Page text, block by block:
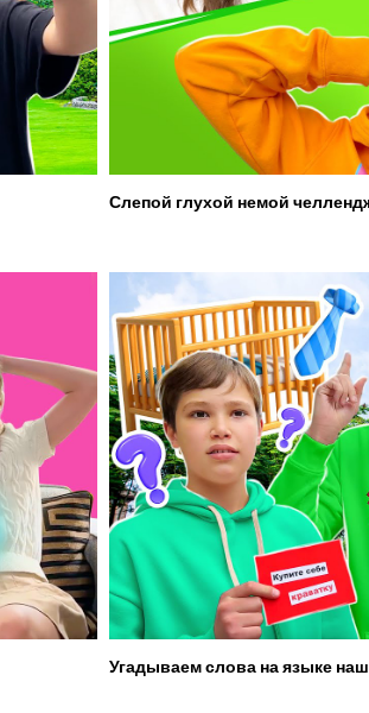
Слепой глухой немой
Угадываем слова на языке